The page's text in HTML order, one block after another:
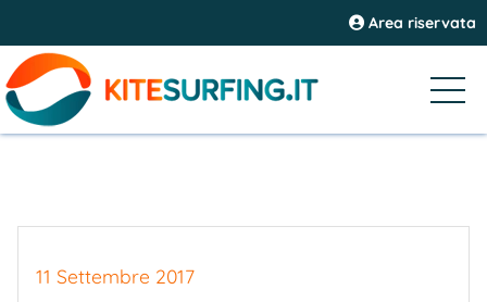
Area riservata
11 Settembre 2017